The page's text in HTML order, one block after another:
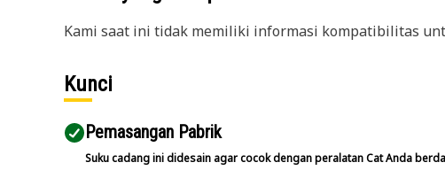
Kami saat ini tidak memiliki informasi kompatibilitas
Kunci
Pemasangan Pabrik
Suku cadang ini didesain agar cocok dengan peralatan Cat Anda